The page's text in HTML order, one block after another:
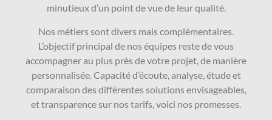
minutieux d’un point de vue de leur qualité.
Nos métiers sont divers mais complémentaires.
L’objectif principal de nos équipes reste de vous
accompagner au plus près de votre projet, de manière
personnalisée. Capacité d’écoute, analyse, étude et
comparaison des différentes solutions envisageables,
et transparence sur nos tarifs, voici nos promesses.